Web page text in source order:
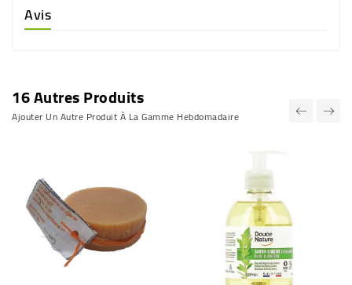
Avis
16 Autres Produits
Ajouter Un Autre Produit À La Gamme Hebdomadaire